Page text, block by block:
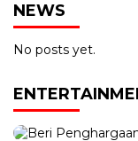
NEWS
No posts yet.